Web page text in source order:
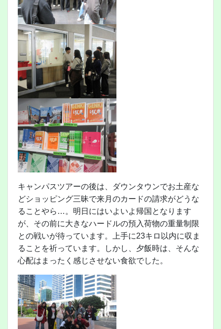
キャンパスツアーの後は、ダウンタウンでお土産な
どショッピング三昧で来月のカードの請求がどうな
ることやら…。明日にはいよいよ帰国となります
が、その前に大きなハードルの預入荷物の重量制限
との戦いが待っています。上手に23キロ以内に収ま
ることを祈っています。しかし、夕飯時は、そんな
心配はまったく感じさせない食欲でした。